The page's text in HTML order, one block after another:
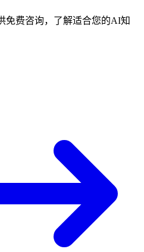
免费咨询，了解适合您的AI知